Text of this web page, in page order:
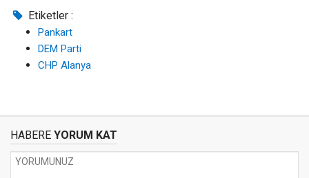
Etiketler :
Pankart
DEM Parti
CHP Alanya
HABERE YORUM KAT